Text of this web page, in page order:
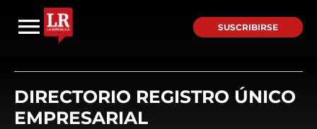
SUSCRIBIRSE
DIRECTORIO REGISTRO ÚNICO
EMPRESARIAL